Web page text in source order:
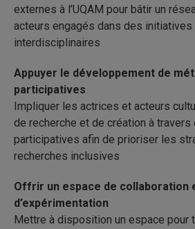
externes à l’UQAM pour bâtir un
acteurs engagés dans des
interdisciplinaires
Appuyer le développement de
participatives
Impliquer les actrices et acteurs
de recherche et de création à
participatives afin de prioriser les
recherches inclusives
Offrir un espace de collaboration
d’expérimentation
Mettre à disposition un espace pour